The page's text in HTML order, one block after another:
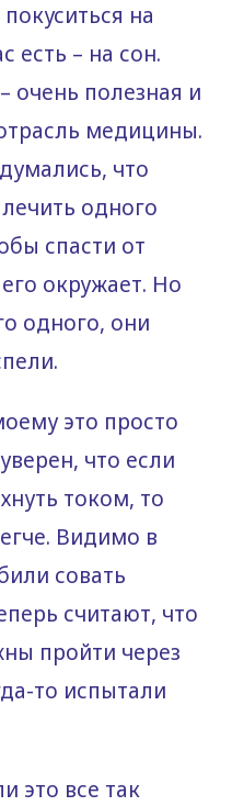
на
есть – на сон.
очень полезная и
медицины.
что
одного
спасти от
окружает. Но
одного, они
это просто
что если
током, то
Видимо в
совать
считают, что
пройти через
то испытали
это все так